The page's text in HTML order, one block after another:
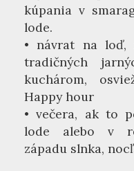
kúpania v
lode.
• návrat na loď,
tradičných
kuchárom,
Happy hour
• večera, ak to
lode alebo v
západu slnka,